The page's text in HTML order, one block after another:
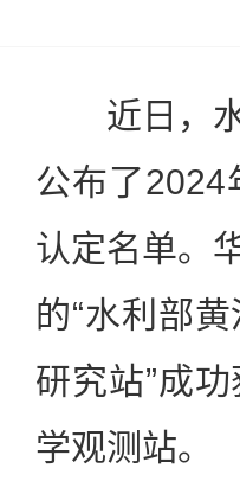
近日，水
公布了2024
认定名单。
的“水利部
研究站”成
学观测站。